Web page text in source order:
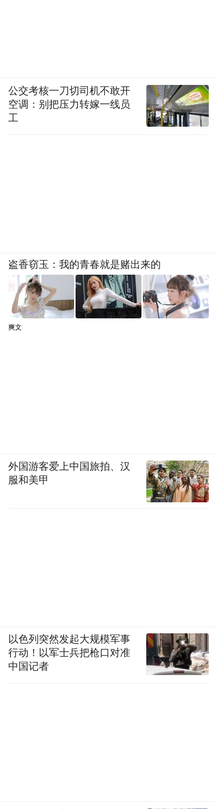
公交考核一刀切司机不敢开
空调：别把压力转嫁一线员
工
盗香窃玉：我的青春就是赌出来的
爽文
外国游客爱上中国旅拍、汉
服和美甲
以色列突然发起大规模军事
行动！以军士兵把枪口对准
中国记者